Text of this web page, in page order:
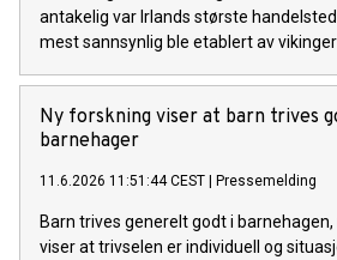
antakelig var Irlands største
mest sannsynlig ble etablert av vikinger
Ny forskning viser at barn trives
barnehager
11.6.2026 11:51:44 CEST | Pressemelding
Barn trives generelt godt i
viser at trivselen er individuell og